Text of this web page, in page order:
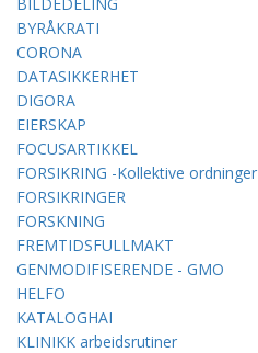
BYRÅKRATI
CORONA
DATASIKKERHET
DIGORA
EIERSKAP
FOCUSARTIKKEL
FORSIKRING -Kollektive ordninger
FORSIKRINGER
FORSKNING
FREMTIDSFULLMAKT
GENMODIFISERENDE - GMO
HELFO
KATALOGHAI
KLINIKK arbeidsrutiner